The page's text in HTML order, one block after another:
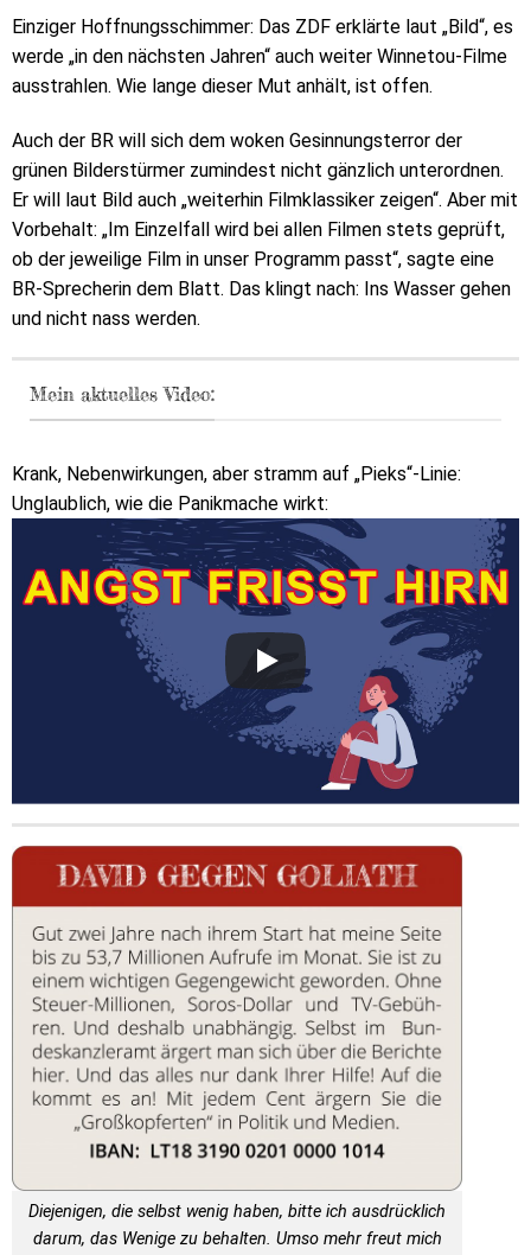
Einziger Hoffnungsschimmer: Das ZDF erklärte laut „Bild“, es
werde „in den nächsten Jahren“ auch weiter Winnetou-Filme
ausstrahlen. Wie lange dieser Mut anhält, ist offen.
Auch der BR will sich dem woken Gesinnungsterror der
grünen Bilderstürmer zumindest nicht gänzlich unterordnen.
Er will laut Bild auch „weiterhin Filmklassiker zeigen“. Aber mit
Vorbehalt: „Im Einzelfall wird bei allen Filmen stets geprüft,
ob der jeweilige Film in unser Programm passt“, sagte eine
BR-Sprecherin dem Blatt. Das klingt nach: Ins Wasser gehen
und nicht nass werden.
Mein aktuelles Video:
Krank, Nebenwirkungen, aber stramm auf „Pieks“-Linie:
Unglaublich, wie die Panikmache wirkt:
Diejenigen, die selbst wenig haben, bitte ich ausdrücklich
darum, das Wenige zu behalten. Umso mehr freut mich